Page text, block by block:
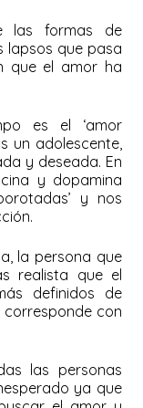
las formas de
lapsos que pasa
que el amor ha
es el ‘amor
un adolescente,
y deseada. En
y dopamina
y nos
la persona que
realista que el
definidos de
corresponde con
las personas
ya que